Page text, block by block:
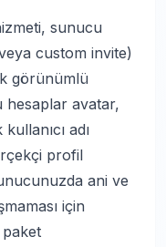
sunucu
custom invite)
görünümlü
hesaplar avatar,
adı
profil
ani ve
için
paket